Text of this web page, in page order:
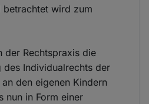
betrachtet wird zum
der Rechtspraxis die
des Individualrechts der
den eigenen Kindern
nun in Form einer